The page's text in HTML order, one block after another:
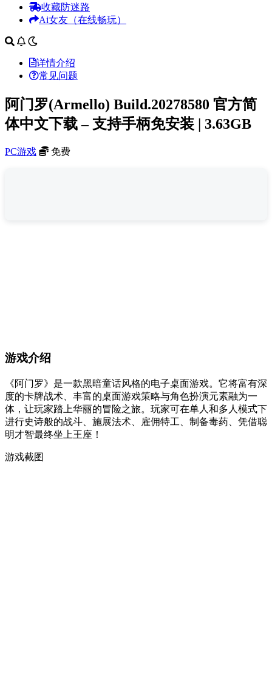
收藏防迷路
Ai女友（在线畅玩）
详情介绍
常见问题
阿门罗(Armello) Build.20278580 官方简
体中文下载 – 支持手柄免安装 | 3.63GB
PC游戏 免费
游戏介绍
《阿门罗》是一款黑暗童话风格的电子桌面游戏。它将富有深
度的卡牌战术、丰富的桌面游戏策略与角色扮演元素融为一
体，让玩家踏上华丽的冒险之旅。玩家可在单人和多人模式下
进行史诗般的战斗、施展法术、雇佣特工、制备毒药、凭借聪
明才智最终坐上王座！
游戏截图